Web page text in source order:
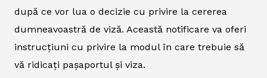
după ce vor lua o decizie cu privire la cererea
dumneavoastră de viză. Această notificare va oferi
instrucțiuni cu privire la modul în care trebuie să
vă ridicați pașaportul și viza.